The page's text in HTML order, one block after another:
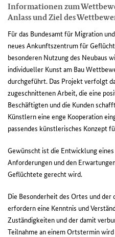
Informationen zum
Anlass und Ziel des
Für das Bundesamt für Migration
neues Ankunftszentrum für
besonderen Nutzung des Neubaus
individueller Kunst am Bau
durchgeführt. Das Projekt verfolgt
zugeschnittenen Arbeit, die eine
Beschäftigten und die Kunden
Künstlern eine enge Kooperation
passendes künstlerisches Konzept
Gewünscht ist die Entwicklung
Anforderungen und den
Geflüchtete gerecht wird.
Die Besonderheit des Ortes und
erfordern eine Kenntnis und
Zuständigkeiten und der damit
Teilnahme an einem Ortstermin